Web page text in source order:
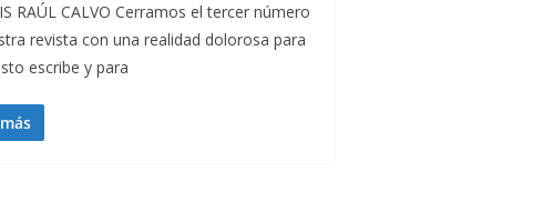
RAÚL CALVO Cerramos el tercer número
revista con una realidad dolorosa para
escribe y para